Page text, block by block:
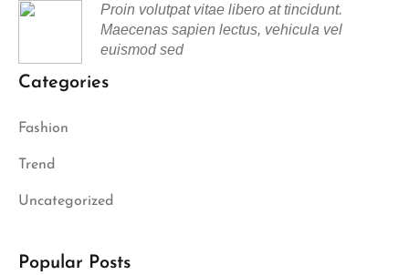
Proin volutpat vitae libero at tincidunt.
Maecenas sapien lectus, vehicula vel
euismod sed
Categories
Fashion
Trend
Uncategorized
Popular Posts